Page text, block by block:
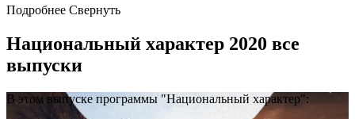
Подробнее Свернуть
Национальный характер 2020 все
выпуски
В этом выпуске программы "Национальный характер":